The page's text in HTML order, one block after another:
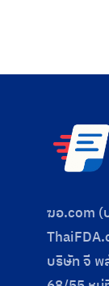
ฆอ.com (
บริษัท จี พ